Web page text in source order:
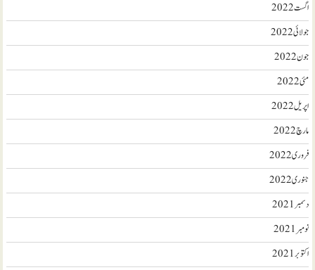
اگست 2022
جولائی 2022
جون 2022
مئی 2022
اپریل 2022
مارچ 2022
فروری 2022
جنوری 2022
دسمبر 2021
نومبر 2021
اکتوبر 2021